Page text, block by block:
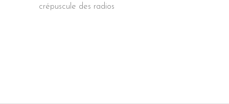
crépuscule des radios